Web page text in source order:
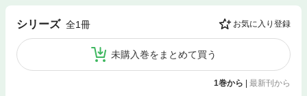
シリーズ 全1冊 お気に入り登録
未購入巻をまとめて買う
1巻から 最新刊から